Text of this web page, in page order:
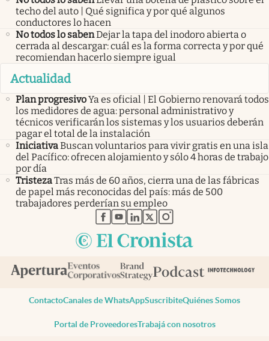
techo del auto | Qué significa y por qué algunos
conductores lo hacen
No todos lo sabenDejar la tapa del inodoro abierta o
cerrada al descargar: cuál es la forma correcta y por qué
recomiendan hacerlo siempre igual
Actualidad
Plan progresivoYa es oficial | El Gobierno renovará todos
los medidores de agua: personal administrativo y
técnicos verificarán los sistemas y los usuarios deberán
pagar el total de la instalación
IniciativaBuscan voluntarios para vivir gratis en una isla
del Pacífico: ofrecen alojamiento y sólo 4 horas de trabajo
por día
TristezaTras más de 60 años, cierra una de las fábricas
de papel más reconocidas del país: más de 500
trabajadores perderían su empleo
abre en nueva pestaña
abre en nueva pestaña
abre en nueva pestaña
abre en nueva pestaña
abre en nueva pestaña
ContactoCanales de WhatsAppSuscribiteQuiénes Somos
Portal de ProveedoresTrabajá con nosotros